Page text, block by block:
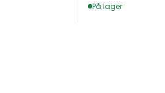
På lager